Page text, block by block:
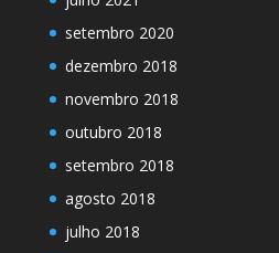
setembro 2020
dezembro 2018
novembro 2018
outubro 2018
setembro 2018
agosto 2018
julho 2018